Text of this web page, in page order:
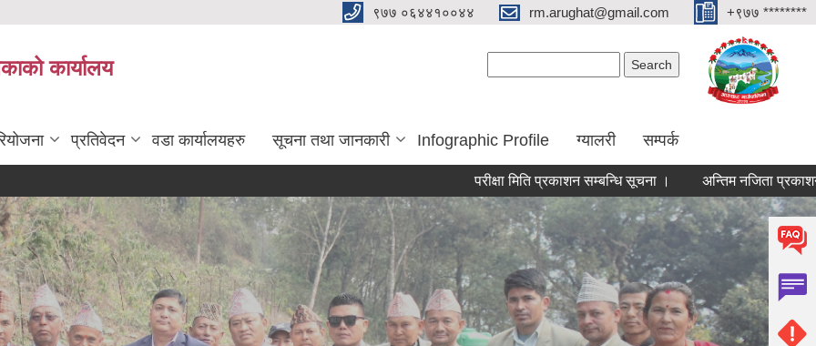
९७७ ०६४४१००४४ rm.arughat@gmail.com +९७७ ********
कार्यालय
प्रतिवेदन वडा कार्यालयहरु सूचना तथा जानकारी Infographic Profile ग्यालरी सम्पर्क
परीक्षा मिति प्रकाशन सम्बन्धि सूचना । अन्तिम नजिता प्रकाशन सम्बन्धि